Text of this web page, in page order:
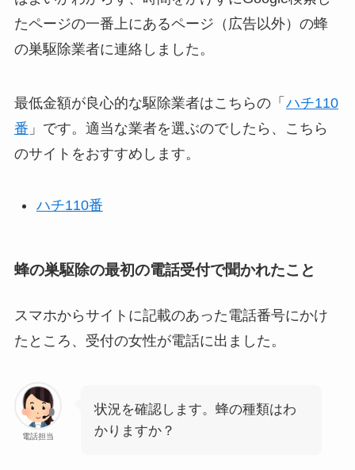
たページの一番上にあるページ（広告以外）の蜂
の巣駆除業者に連絡しました。
最低金額が良心的な駆除業者はこちらの「 ハチ110
番 」です。適当な業者を選ぶのでしたら、こちら
のサイトをおすすめします。
ハチ110番
蜂の巣駆除の最初の電話受付で聞かれたこと
スマホからサイトに記載のあった電話番号にかけ
たところ、受付の女性が電話に出ました。
電話担当
状況を確認します。蜂の種類はわ
かりますか？